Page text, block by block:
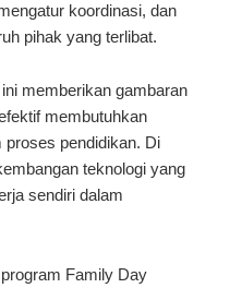
koordinasi, dan
pihak yang terlibat.
memberikan gambaran
membutuhkan
proses pendidikan. Di
teknologi yang
sendiri dalam
Family Day